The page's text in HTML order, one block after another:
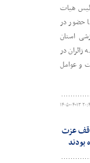
هیات
حضور در
استان
در
و عوامل
۰۴-۱۳ ۲۰:۴۳
عزت
بودند